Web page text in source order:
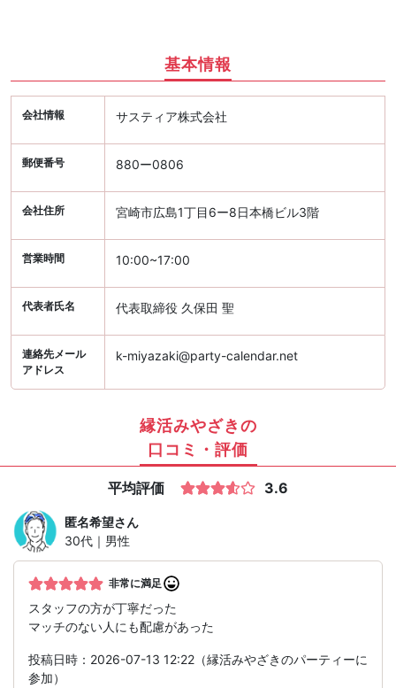
基本情報
会社情報 サスティア株式会社
郵便番号 880ー0806
会社住所 宮崎市広島1丁目6ー8日本橋ビル3階
営業時間 10:00~17:00
代表者氏名 代表取締役 久保田 聖
連絡先メール
アドレス
k-miyazaki@party-calendar.net
縁活みやざきの
口コミ・評価
平均評価 3.6
匿名希望さん
30代｜男性
非常に満足
スタッフの方が丁寧だった
マッチのない人にも配慮があった
投稿日時：2026-07-13 12:22（縁活みやざきのパーティーに
参加）